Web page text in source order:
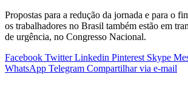
Propostas para a redução da jornada e para o
os trabalhadores no Brasil também estão em
de urgência, no Congresso Nacional.
Facebook Twitter Linkedin Pinterest Skype
WhatsApp Telegram Compartilhar via e-mail